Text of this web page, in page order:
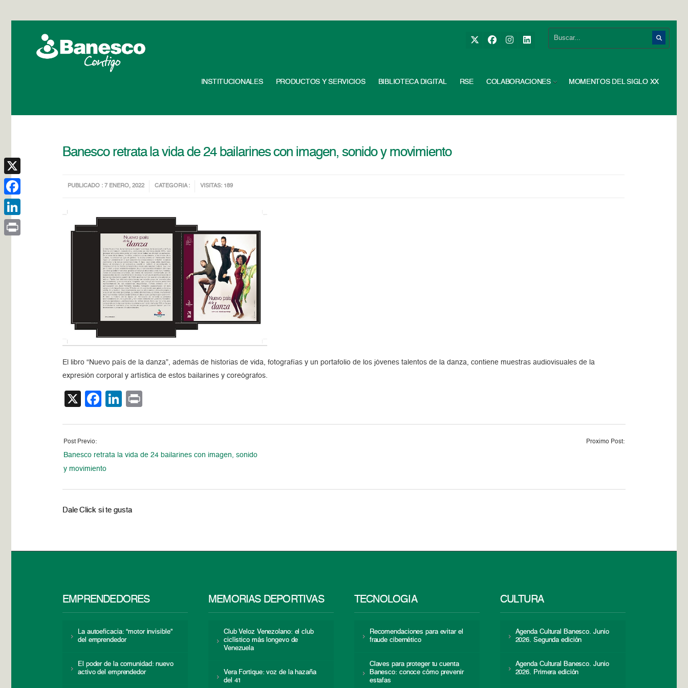
INSTITUCIONALES PRODUCTOS Y SERVICIOS BIBLIOTECA DIGITAL RSE COLABORACIONES MOMENTOS DEL SIGLO XX
Banesco retrata la vida de 24 bailarines con imagen, sonido y movimiento
PUBLICADO : 7 ENERO, 2022 CATEGORIA : VISITAS: 189
El libro “Nuevo país de la danza”, además de historias de vida, fotografías y un portafolio de los jóvenes talentos de la danza, contiene muestras audiovisuales de la
expresión corporal y artística de estos bailarines y coreógrafos.
X Facebook
LinkedIn
Post Previo:
Banesco retrata la vida de 24 bailarines con imagen, sonido
y movimiento
Proximo Post:
Dale Click si te gusta
EMPRENDEDORES
La autoeficacia: “motor invisible”
del emprendedor
El poder de la comunidad: nuevo
activo del emprendedor
MEMORIAS DEPORTIVAS
Club Veloz Venezolano: el club
ciclístico más longevo de
Venezuela
Vera Fortique: voz de la hazaña
del 41
TECNOLOGÍA
Recomendaciones para evitar el
fraude cibernético
Claves para proteger tu cuenta
Banesco: conoce cómo prevenir
estafas
CULTURA
Agenda Cultural Banesco. Junio
2026. Segunda edición
Agenda Cultural Banesco. Junio
2026. Primera edición
X
Facebook
LinkedIn